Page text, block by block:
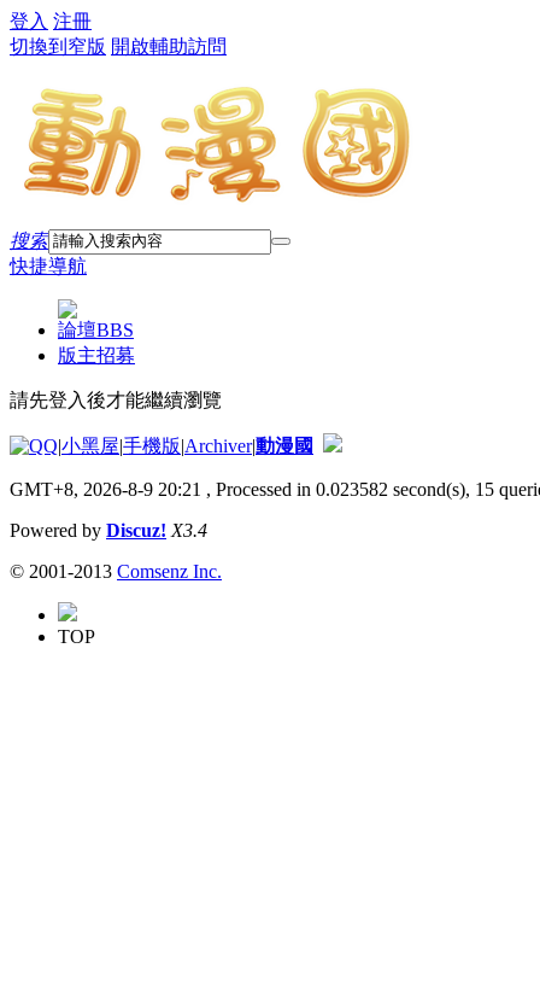
登入 注冊
切換到窄版 開啟輔助訪問
搜索
快捷導航
論壇BBS
版主招募
請先登入後才能繼續瀏覽
|小黑屋|手機版|Archiver|動漫國
GMT+8, 2026-8-9 20:21 , Processed in 0.023582 second(s), 15
Powered by Discuz! X3.4
© 2001-2013 Comsenz Inc.
TOP